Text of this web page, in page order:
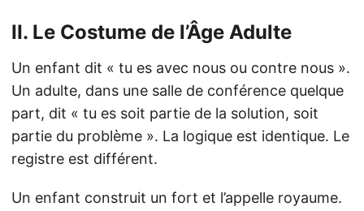
II. Le Costume de l’Âge Adulte
Un enfant dit « tu es avec nous ou contre nous ».
Un adulte, dans une salle de conférence quelque
part, dit « tu es soit partie de la solution, soit
partie du problème ». La logique est identique. Le
registre est différent.
Un enfant construit un fort et l’appelle royaume.